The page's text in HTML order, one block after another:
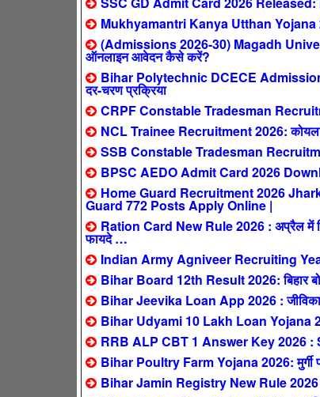
Mukhyamantri Kanya Utthan Yojana
(Admissions 2026-30) Magadh
ऑनलाइन आवेदन कैसे करें?
Bihar Polytechnic DCECE Admission
दर-चरण प्रक्रिया
CRPF Constable Tradesman
NCL Trainee Recruitment 2026:
SSB Constable Tradesman
BPSC AEDO Admit Card 2026
Home Guard Recruitment 2026
Guard 772 Posts Apply Online |
Ration Card New Rule 2026 : अप्रैल में
फायदे …
Indian Army Agniveer Recruiting
Bihar Board 12th Result 2026: बिहार
Bihar Jeevika Loan App 2026 :
Bihar Udyami 10 Lakh Loan Yojana
RRB ALP CBT 1 Answer Key 2026 :
Bihar Poultry Farm Yojana 2026: मुर्गी
Bihar Jamin Registry New Rule 2026 :